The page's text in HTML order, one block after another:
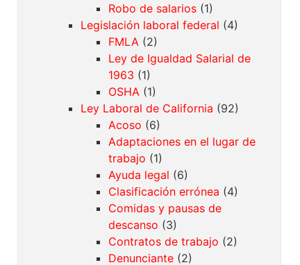
Robo de salarios(1)
Legislación laboral federal (4)
FMLA (2)
Ley de Igualdad Salarial de
1963 (1)
OSHA (1)
Ley Laboral de California (92)
Acoso (6)
Adaptaciones en el lugar de
trabajo (1)
Ayuda legal (6)
Clasificación errónea (4)
Comidas y pausas de
descanso (3)
Contratos de trabajo (2)
Denunciante(2)